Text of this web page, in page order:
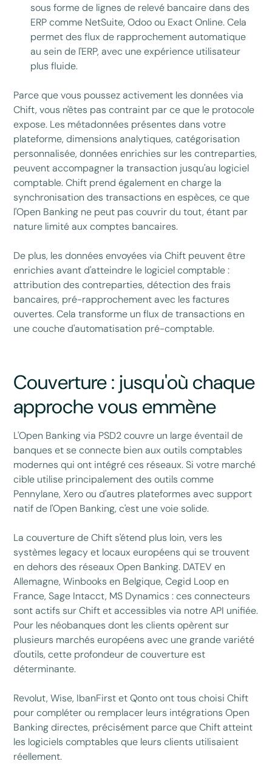
sous forme de lignes de relevé bancaire dans des
ERP comme NetSuite, Odoo ou Exact Online. Cela
permet des flux de rapprochement automatique
au sein de l'ERP, avec une expérience utilisateur
plus fluide.
Parce que vous poussez activement les données via
Chift, vous n'êtes pas contraint par ce que le protocole
expose. Les métadonnées présentes dans votre
plateforme, dimensions analytiques, catégorisation
personnalisée, données enrichies sur les contreparties,
peuvent accompagner la transaction jusqu'au logiciel
comptable. Chift prend également en charge la
synchronisation des transactions en espèces, ce que
l'Open Banking ne peut pas couvrir du tout, étant par
nature limité aux comptes bancaires.
De plus, les données envoyées via Chift peuvent être
enrichies avant d'atteindre le logiciel comptable :
attribution des contreparties, détection des frais
bancaires, pré-rapprochement avec les factures
ouvertes. Cela transforme un flux de transactions en
une couche d'automatisation pré-comptable.
Couverture : jusqu'où chaque
approche vous emmène
L'Open Banking via PSD2 couvre un large éventail de
banques et se connecte bien aux outils comptables
modernes qui ont intégré ces réseaux. Si votre marché
cible utilise principalement des outils comme
Pennylane, Xero ou d'autres plateformes avec support
natif de l'Open Banking, c'est une voie solide.
La couverture de Chift s'étend plus loin, vers les
systèmes legacy et locaux européens qui se trouvent
en dehors des réseaux Open Banking. DATEV en
Allemagne, Winbooks en Belgique, Cegid Loop en
France, Sage Intacct, MS Dynamics : ces connecteurs
sont actifs sur Chift et accessibles via notre API unifiée.
Pour les néobanques dont les clients opèrent sur
plusieurs marchés européens avec une grande variété
d'outils, cette profondeur de couverture est
déterminante.
Revolut, Wise, IbanFirst et Qonto ont tous choisi Chift
pour compléter ou remplacer leurs intégrations Open
Banking directes, précisément parce que Chift atteint
les logiciels comptables que leurs clients utilisaient
réellement.